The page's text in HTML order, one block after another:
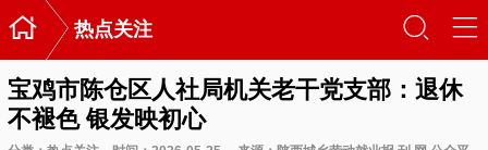
 热点关注 󰃙 󰆉
宝鸡市陈仓区人社局机关老干党支部：退休
不褪色 银发映初心